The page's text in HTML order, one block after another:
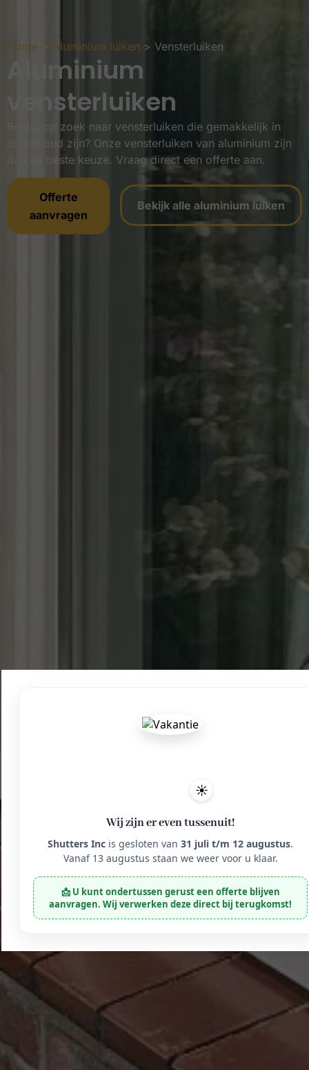
Home Aluminium luiken > Vensterluiken
Aluminium
vensterluiken
Bent u op zoek naar vensterluiken die gemakkelijk in
onderhoud zijn? Onze vensterluiken van aluminium zijn
dan de beste keuze. Vraag direct een offerte aan.
Offerte
aanvragen
Bekijk alle aluminium luiken
☀️
Wij zijn er even tussenuit!
Shutters Inc is gesloten van 31 juli t/m 12 augustus.
Vanaf 13 augustus staan we weer voor u klaar.
📩 U kunt ondertussen gerust een offerte blijven
aanvragen. Wij verwerken deze direct bij terugkomst!